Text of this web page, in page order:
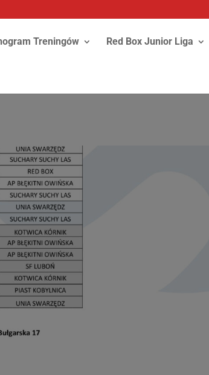
Treningów Red Box Junior Liga